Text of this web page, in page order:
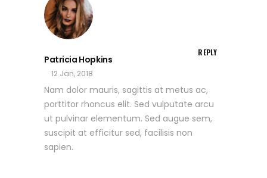
REPLY
Patricia Hopkins
12 Jan, 2018
Nam dolor mauris, sagittis at metus ac,
porttitor rhoncus elit. Sed vulputate arcu
ut pulvinar elementum. Sed augue sem,
suscipit at efficitur sed, facilisis non
sapien.